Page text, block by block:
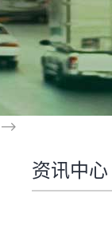
-->
资讯中心